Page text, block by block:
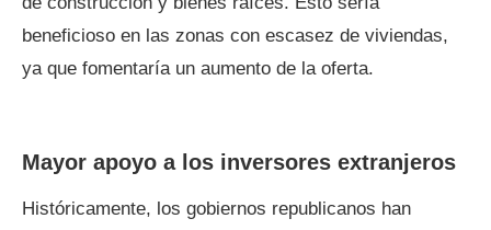
beneficioso en las zonas con escasez de viviendas,
ya que fomentaría un aumento de la oferta.
Mayor apoyo a los inversores extranjeros
Históricamente, los gobiernos republicanos han